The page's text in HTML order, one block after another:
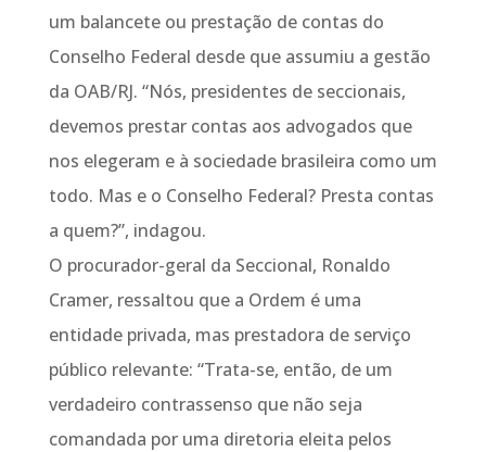
um balancete ou prestação de contas do
Conselho Federal desde que assumiu a gestão
da OAB/RJ. “Nós, presidentes de seccionais,
devemos prestar contas aos advogados que
nos elegeram e à sociedade brasileira como um
todo. Mas e o Conselho Federal? Presta contas
a quem?”, indagou.
O procurador-geral da Seccional, Ronaldo
Cramer, ressaltou que a Ordem é uma
entidade privada, mas prestadora de serviço
público relevante: “Trata-se, então, de um
verdadeiro contrassenso que não seja
comandada por uma diretoria eleita pelos